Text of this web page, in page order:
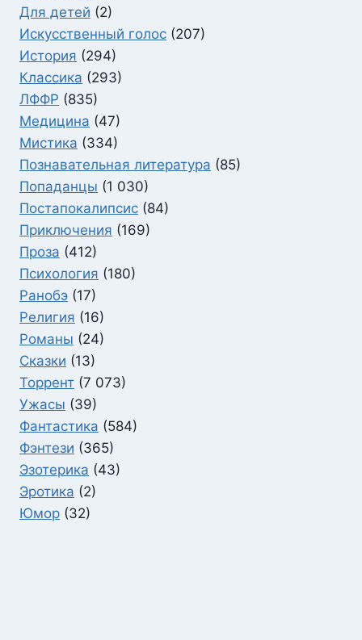
Для детей (2)
Искусственный голос (207)
История (294)
Классика (293)
ЛФФР (835)
Медицина (47)
Мистика (334)
Познавательная литература (85)
Попаданцы (1 030)
Постапокалипсис (84)
Приключения (169)
Проза (412)
Психология (180)
Ранобэ (17)
Религия (16)
Романы (24)
Сказки (13)
Торрент (7 073)
Ужасы (39)
Фантастика (584)
Фэнтези (365)
Эзотерика (43)
Эротика (2)
Юмор (32)